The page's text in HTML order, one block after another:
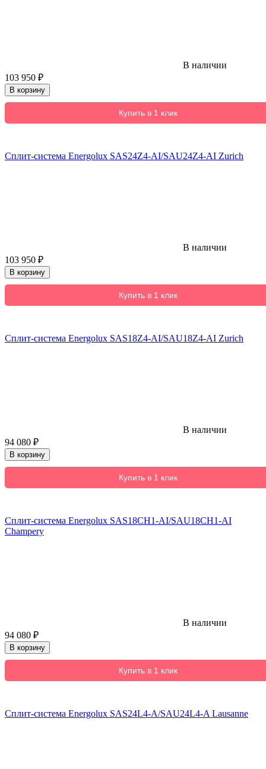
В наличии
103 950 ₽
В корзину
Купить в 1 клик
Сплит-система Energolux SAS24Z4-AI/SAU24Z4-AI Zurich
В наличии
103 950 ₽
В корзину
Купить в 1 клик
Сплит-система Energolux SAS18Z4-AI/SAU18Z4-AI Zurich
В наличии
94 080 ₽
В корзину
Купить в 1 клик
Сплит-система Energolux SAS18CH1-AI/SAU18CH1-AI
Champery
В наличии
94 080 ₽
В корзину
Купить в 1 клик
Сплит-система Energolux SAS24L4-A/SAU24L4-A Lausanne